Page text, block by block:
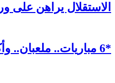
الاستقلال يراهن على
*6 مباريات.. ملعبان.. وأكثر من 140 ألف متفرج.. كيف ابتكرت الرباط أول “فان زون” استثنائية في مونديال 2026*